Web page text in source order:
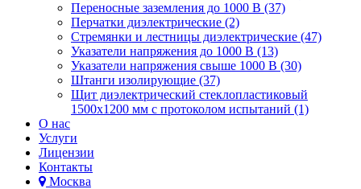
Переносные заземления до 1000 В (37)
Перчатки диэлектрические (2)
Стремянки и лестницы диэлектрические (47)
Указатели напряжения до 1000 В (13)
Указатели напряжения свыше 1000 В (30)
Штанги изолирующие (37)
Щит диэлектрический стеклопластиковый
1500х1200 мм с протоколом испытаний (1)
О нас
Услуги
Лицензии
Контакты
Москва